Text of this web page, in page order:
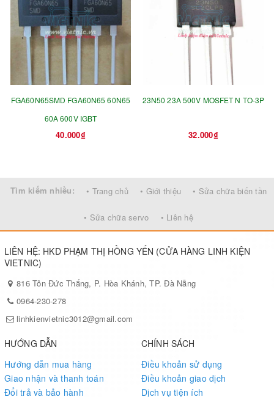
FGA60N65SMD FGA60N65 60N65
60A 600V IGBT
40.000₫
23N50 23A 500V MOSFET N TO-3P
32.000₫
Tìm kiếm nhiều: • Trang chủ • Giới thiệu • Sửa chữa biến tần
• Sửa chữa servo • Liên hệ
LIÊN HỆ: HKD PHẠM THỊ HỒNG YẾN (CỬA HÀNG LINH KIỆN
VIETNIC)
816 Tôn Đức Thắng, P. Hòa Khánh, TP. Đà Nẵng
0964-230-278
linhkienvietnic3012@gmail.com
HƯỚNG DẪN
Hướng dẫn mua hàng
Giao nhận và thanh toán
Đổi trả và bảo hành
CHÍNH SÁCH
Điều khoản sử dụng
Điều khoản giao dịch
Dịch vụ tiện ích